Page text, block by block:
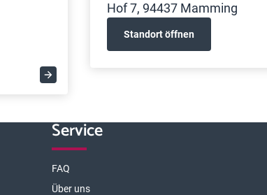
Hof 7, 94437 Mamming
Standort öffnen
Service
FAQ
Über uns